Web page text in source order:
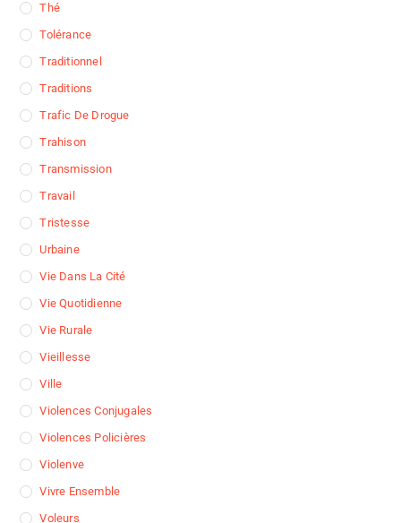
Thé
Tolérance
Traditionnel
Traditions
Trafic De Drogue
Trahison
Transmission
Travail
Tristesse
Urbaine
Vie Dans La Cité
Vie Quotidienne
Vie Rurale
Vieillesse
Ville
Violences Conjugales
Violences Policières
Violenve
Vivre Ensemble
Voleurs